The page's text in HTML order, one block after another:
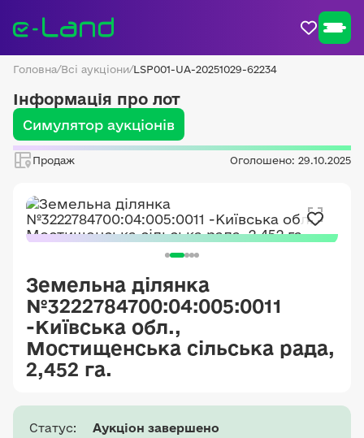
Головна/Всі аукціони/LSP001-UA-20251029-62234
Інформація про лот
Симулятор аукціонів
Продаж Оголошено: 29.10.2025
Земельна ділянка
№3222784700:04:005:0011
-Київська обл.,
Мостищенська сільська рада,
2,452 га.
Статус: Аукціон завершено